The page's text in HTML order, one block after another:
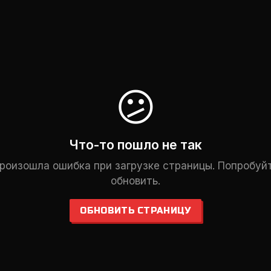
😕
Что-то пошло не так
ошибка при загрузке страницы.
обновить.
ОБНОВИТЬ СТРАНИЦУ